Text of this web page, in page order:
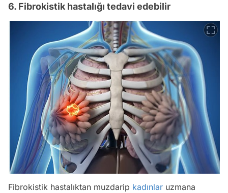
6. Fibrokistik hastalığı tedavi edebilir
Fibrokistik hastalıktan muzdarip kadınlar uzmana